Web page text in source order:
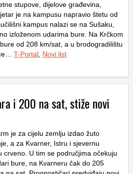
stupove, dijelove građevina,
je na kampusu napravio štetu od
kampus nalazi se na Sušaku,
izloženom udarima bure. Na Krčkom
od 208 km/sat, a u brodogradilištu
T-Portal Novi list
i 200 na sat, stiže novi
je za cijelu zemlju izdao žuto
a za Kvarner, Istru i sjevernu
crveno. U tim se područjima očekuju
bure, na Kvarneru čak do 205